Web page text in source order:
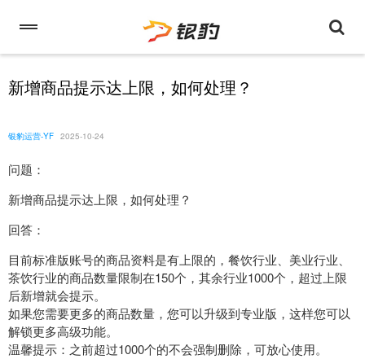
新增商品提示达上限，如何处理？
银豹运营-YF 2025-10-24
问题：
新增商品提示达上限，如何处理？
回答：
目前标准版账号的商品资料是有上限的，餐饮行业、美业行业、
茶饮行业的商品数量限制在150个，其余行业1000个，超过上限
后新增就会提示。
如果您需要更多的商品数量，您可以升级到专业版，这样您可以
解锁更多高级功能。
温馨提示：之前超过1000个的不会强制删除，可放心使用。